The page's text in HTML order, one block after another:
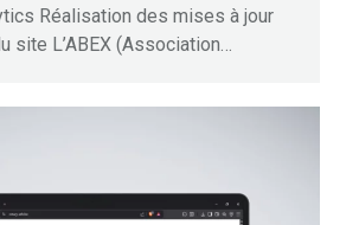
Réalisation des mises à jour
site L’ABEX (Association…